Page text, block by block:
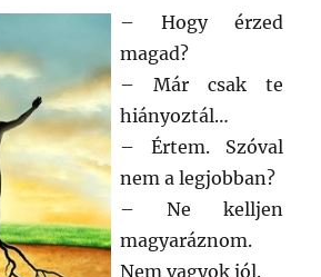
– Hogy érzed
magad?
– Már csak te
hiányoztál…
– Értem. Szóval
nem a legjobban?
– Ne kelljen
magyaráznom.
Nem vagyok jól.